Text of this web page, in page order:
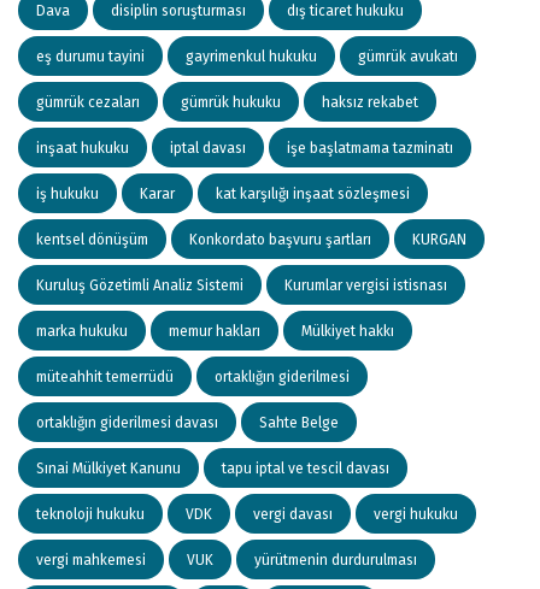
Dava disiplin soruşturması dış ticaret hukuku
eş durumu tayini gayrimenkul hukuku gümrük avukatı
gümrük cezaları gümrük hukuku haksız rekabet
inşaat hukuku iptal davası işe başlatmama tazminatı
iş hukuku Karar kat karşılığı inşaat sözleşmesi
kentsel dönüşüm Konkordato başvuru şartları KURGAN
Kuruluş Gözetimli Analiz Sistemi Kurumlar vergisi istisnası
marka hukuku memur hakları Mülkiyet hakkı
müteahhit temerrüdü ortaklığın giderilmesi
ortaklığın giderilmesi davası Sahte Belge
Sınai Mülkiyet Kanunu tapu iptal ve tescil davası
teknoloji hukuku VDK vergi davası vergi hukuku
vergi mahkemesi VUK yürütmenin durdurulması